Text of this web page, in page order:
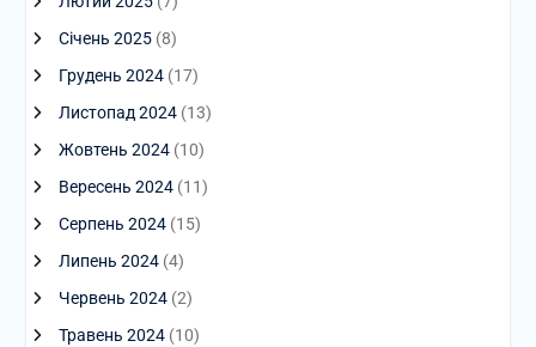
Січень 2025(8)
Грудень 2024(17)
Листопад 2024(13)
Жовтень 2024(10)
Вересень 2024(11)
Серпень 2024(15)
Липень 2024(4)
Червень 2024(2)
Травень 2024(10)